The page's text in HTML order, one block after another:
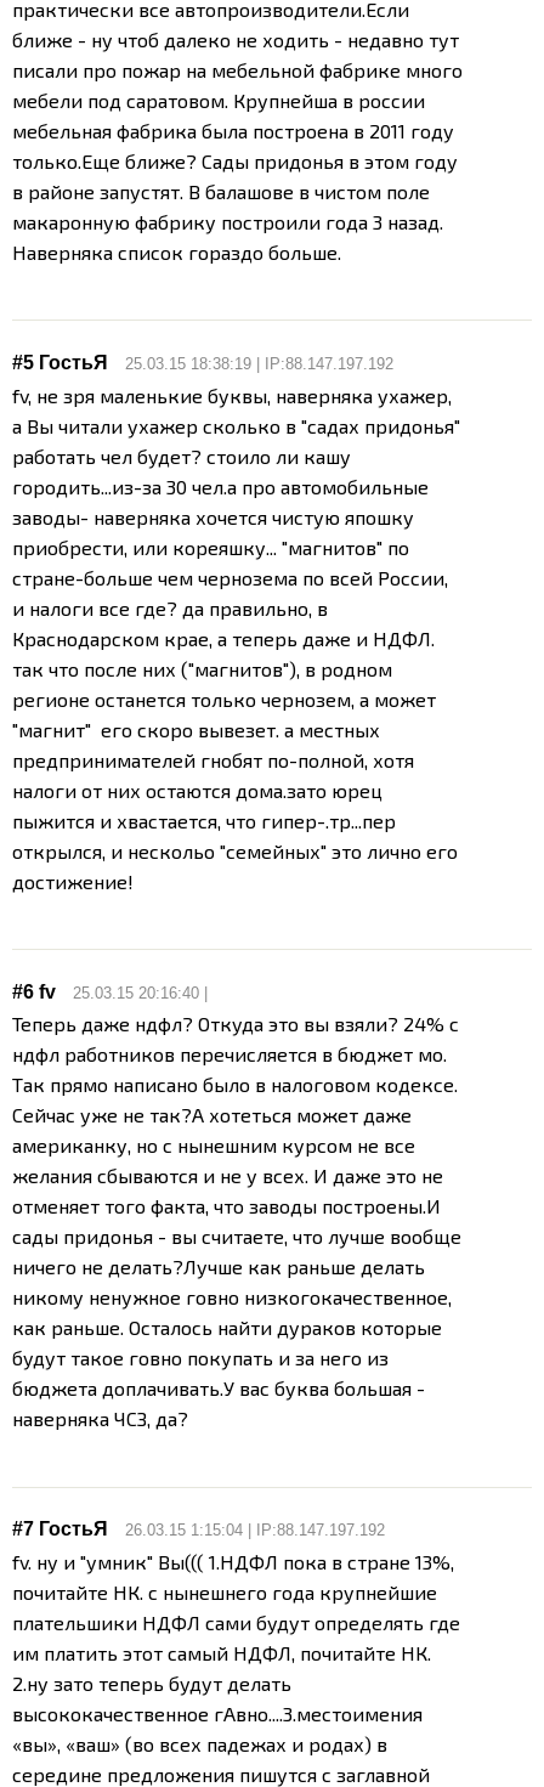
практически все автопроизводители.Если
ближе - ну чтоб далеко не ходить - недавно тут
писали про пожар на мебельной фабрике много
мебели под саратовом. Крупнейша в россии
мебельная фабрика была построена в 2011 году
только.Еще ближе? Сады придонья в этом году
в районе запустят. В балашове в чистом поле
макаронную фабрику построили года 3 назад.
Наверняка список гораздо больше.
#5 ГостьЯ 25.03.15 18:38:19 | IP:88.147.197.192
fv, не зря маленькие буквы, наверняка ухажер,
а Вы читали ухажер сколько в "садах придонья"
работать чел будет? стоило ли кашу
городить...из-за 30 чел.а про автомобильные
заводы- наверняка хочется чистую япошку
приобрести, или кореяшку... "магнитов" по
стране-больше чем чернозема по всей России,
и налоги все где? да правильно, в
Краснодарском крае, а теперь даже и НДФЛ.
так что после них ("магнитов"), в родном
регионе останется только чернозем, а может
"магнит" его скоро вывезет. а местных
предпринимателей гнобят по-полной, хотя
налоги от них остаются дома.зато юрец
пыжится и хвастается, что гипер-.тр...пер
открылся, и нескольо "семейных" это лично его
достижение!
#6 fv 25.03.15 20:16:40 |
Теперь даже ндфл? Откуда это вы взяли? 24% с
ндфл работников перечисляется в бюджет мо.
Так прямо написано было в налоговом кодексе.
Сейчас уже не так?А хотеться может даже
американку, но с нынешним курсом не все
желания сбываются и не у всех. И даже это не
отменяет того факта, что заводы построены.И
сады придонья - вы считаете, что лучше вообще
ничего не делать?Лучше как раньше делать
никому ненужное говно низкогокачественное,
как раньше. Осталось найти дураков которые
будут такое говно покупать и за него из
бюджета доплачивать.У вас буква большая -
наверняка ЧСЗ, да?
#7 ГостьЯ 26.03.15 1:15:04 | IP:88.147.197.192
fv. ну и "умник" Вы((( 1.НДФЛ пока в стране 13%,
почитайте НК. с нынешнего года крупнейшие
плательшики НДФЛ сами будут определять где
им платить этот самый НДФЛ, почитайте НК.
2.ну зато теперь будут делать
высококачественное гАвно....3.местоимения
«вы», «ваш» (во всех падежах и родах) в
середине предложения пишутся с заглавной